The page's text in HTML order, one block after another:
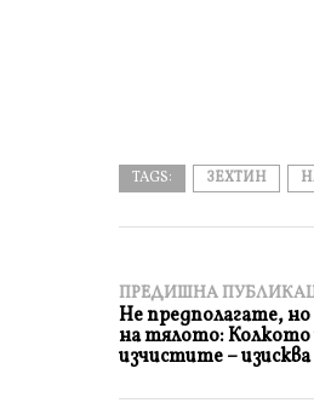
TAGS: ЗЕХТИН
ПРЕДИШНА
Не предполагате,
на тялото: Колкото
изчистите –